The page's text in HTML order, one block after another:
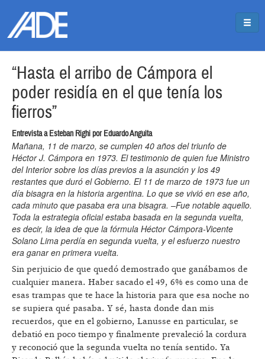
“Hasta el arribo de Cámpora el
poder residía en el que tenía los
fierros”
Entrevista a Esteban Righi por Eduardo Anguita
Mañana, 11 de marzo, se cumplen 40 años del triunfo de
Héctor J. Cámpora en 1973. El testimonio de quien fue Ministro
del Interior sobre los días previos a la asunción y los 49
restantes que duró el Gobierno. El 11 de marzo de 1973 fue un
día bisagra en la historia argentina. Lo que se vivió en ese año,
cada minuto que pasaba era una bisagra. –Fue notable aquello.
Toda la estrategia oficial estaba basada en la segunda vuelta,
es decir, la idea de que la fórmula Héctor Cámpora-Vicente
Solano Lima perdía en segunda vuelta, y el esfuerzo nuestro
era ganar en primera vuelta.
Sin perjuicio de que quedó demostrado que ganábamos de
cualquier manera. Haber sacado el 49, 6% es como una de
esas trampas que te hace la historia para que esa noche no
se supiera qué pasaba. Y sé, hasta donde dan mis
recuerdos, que en el gobierno, Lanusse en particular, se
debatió en poco tiempo y finalmente prevaleció la cordura
y reconoció que la segunda vuelta no tenía sentido. Ya